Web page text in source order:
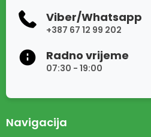
Viber/Whatsapp
+387 67 12 99 202
Radno vrijeme
07:30 - 19:00
Navigacija